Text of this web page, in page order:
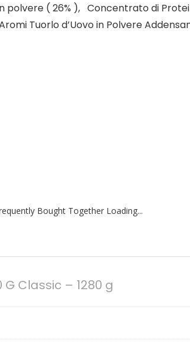
( 26% ), Concentrato di
Tuorlo d’Uovo in Polvere
Bought Together Loading...
Classic – 1280 g